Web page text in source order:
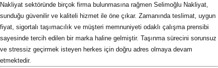
Nakliyat sektöründe birçok firma bulunmasına rağmen Selimoğlu Nakliyat,
sunduğu güvenilir ve kaliteli hizmet ile öne çıkar. Zamanında teslimat, uygun
fiyat, sigortalı taşımacılık ve müşteri memnuniyeti odaklı çalışma prensibi
sayesinde tercih edilen bir marka haline gelmiştir. Taşınma sürecini sorunsuz
ve stressiz geçirmek isteyen herkes için doğru adres olmaya devam
etmektedir.